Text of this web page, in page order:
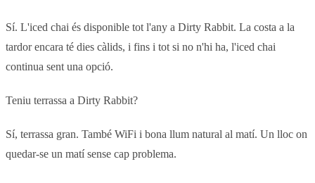
Sí. L'iced chai és disponible tot l'any a Dirty Rabbit. La costa a la
tardor encara té dies càlids, i fins i tot si no n'hi ha, l'iced chai
continua sent una opció.
Teniu terrassa a Dirty Rabbit?
Sí, terrassa gran. També WiFi i bona llum natural al matí. Un lloc on
quedar-se un matí sense cap problema.